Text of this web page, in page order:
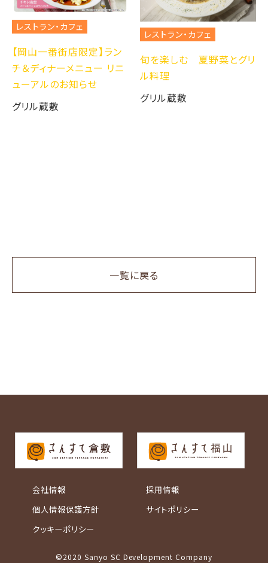
レストラン・カフェ
【岡山一番街店限定】ラン
チ＆ディナーメニュー リニ
ューアルのお知らせ
グリル蔵敷
レストラン・カフェ
旬を楽しむ 夏野菜とグリ
ル料理
グリル蔵敷
一覧に戻る
会社情報
個人情報保護方針
クッキーポリシー
採用情報
サイトポリシー
©2020 Sanyo SC Development Company